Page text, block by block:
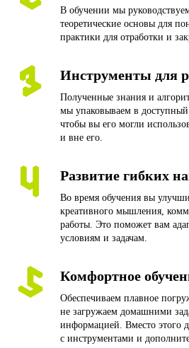
В обучении мы
теоретические основы для
практики для отработки и
Инструменты для
Полученные знания и
мы упаковываем в
чтобы вы его могли
и вне его.
Развитие гибких
Во время обучения вы
креативного мышления,
работы. Это поможет вам
условиям и задачам.
Комфортное
Обеспечиваем плавное
не загружаем домашними
информацией. Вместо этого
с инструментами и